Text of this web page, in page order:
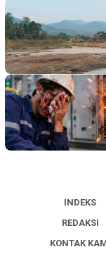
INDEKS
REDAKSI
KONTAK